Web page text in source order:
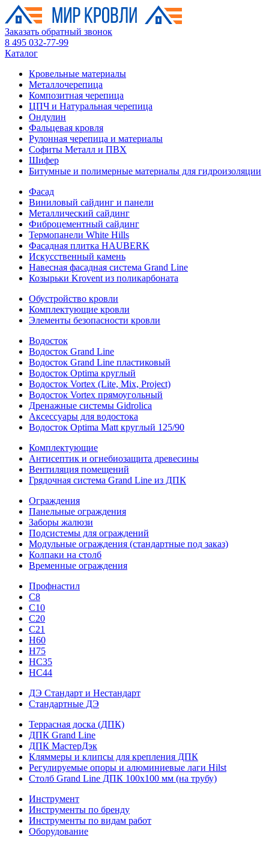
Заказать обратный звонок
8 495 032-77-99
Каталог
Кровельные материалы
Металлочерепица
Композитная черепица
ЦПЧ и Натуральная черепица
Ондулин
Фальцевая кровля
Рулонная черепица и материалы
Софиты Металл и ПВХ
Шифер
Битумные и полимерные материалы для гидроизоляции
Фасад
Виниловый сайдинг и панели
Металлический сайдинг
Фиброцементный сайдинг
Термопанели White Hills
Фасадная плитка HAUBERK
Искусственный камень
Навесная фасадная система Grand Line
Козырьки Krovent из поликарбоната
Обустройство кровли
Комплектующие кровли
Элементы безопасности кровли
Водосток
Водосток Grand Line
Водосток Grand Line пластиковый
Водосток Optima круглый
Водосток Vortex (Lite, Mix, Project)
Водосток Vortex прямоугольный
Дренажные системы Gidrolica
Аксессуары для водостока
Водосток Optima Matt круглый 125/90
Комплектующие
Антисептик и огнебиозащита древесины
Вентиляция помещений
Грядочная система Grand Line из ДПК
Ограждения
Панельные ограждения
Заборы жалюзи
Подсистемы для ограждений
Модульные ограждения (стандартные под заказ)
Колпаки на столб
Временные ограждения
Профнастил
С8
С10
С20
С21
H60
H75
HС35
НС44
ДЭ Стандарт и Нестандарт
Стандартные ДЭ
Террасная доска (ДПК)
ДПК Grand Line
ДПК МастерДэк
Кляммеры и клипсы для крепления ДПК
Регулируемые опоры и алюминиевые лаги Hilst
Столб Grand Line ДПК 100х100 мм (на трубу)
Инструмент
Инструменты по бренду
Инструменты по видам работ
Оборудование